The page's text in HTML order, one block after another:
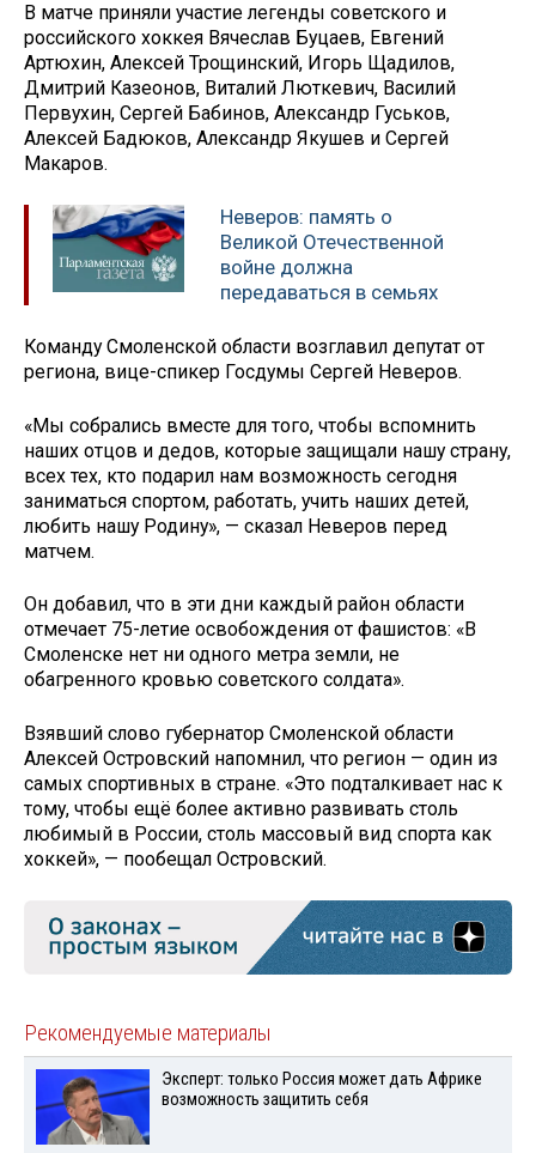
В матче приняли участие легенды советского и
российского хоккея Вячеслав Буцаев, Евгений
Артюхин, Алексей Трощинский, Игорь Щадилов,
Дмитрий Казеонов, Виталий Люткевич, Василий
Первухин, Сергей Бабинов, Александр Гуськов,
Алексей Бадюков, Александр Якушев и Сергей
Макаров.
Неверов: память о
Великой Отечественной
войне должна
передаваться в семьях
Команду Смоленской области возглавил депутат от
региона, вице-спикер Госдумы Сергей Неверов.
«Мы собрались вместе для того, чтобы вспомнить
наших отцов и дедов, которые защищали нашу страну,
всех тех, кто подарил нам возможность сегодня
заниматься спортом, работать, учить наших детей,
любить нашу Родину», — сказал Неверов перед
матчем.
Он добавил, что в эти дни каждый район области
отмечает 75-летие освобождения от фашистов: «В
Смоленске нет ни одного метра земли, не
обагренного кровью советского солдата».
Взявший слово губернатор Смоленской области
Алексей Островский напомнил, что регион — один из
самых спортивных в стране. «Это подталкивает нас к
тому, чтобы ещё более активно развивать столь
любимый в России, столь массовый вид спорта как
хоккей», — пообещал Островский.
Рекомендуемые материалы
Эксперт: только Россия может дать Африке
возможность защитить себя